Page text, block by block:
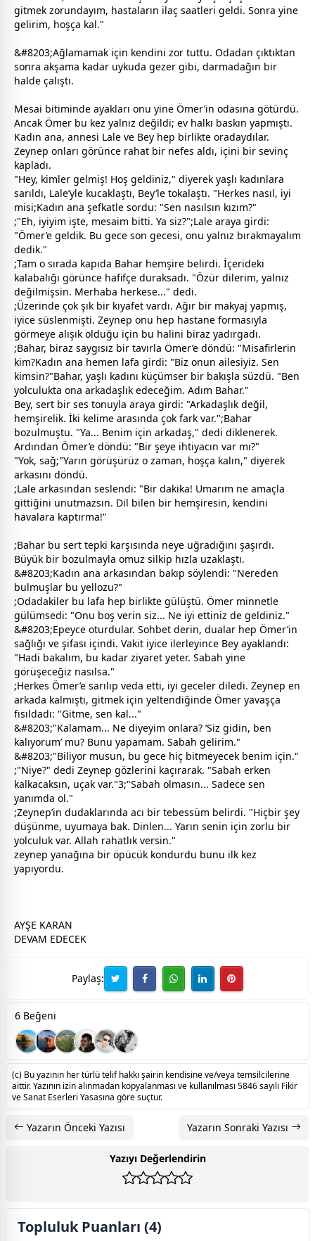
gitmek zorundayım, hastaların ilaç saatleri geldi. Sonra yine
gelirim, hoşça kal."
&#8203;Ağlamamak için kendini zor tuttu. Odadan çıktıktan
sonra akşama kadar uykuda gezer gibi, darmadağın bir
halde çalıştı.
Mesai bitiminde ayakları onu yine Ömer’in odasına götürdü.
Ancak Ömer bu kez yalnız değildi; ev halkı baskın yapmıştı.
Kadın ana, annesi Lale ve Bey hep birlikte oradaydılar.
Zeynep onları görünce rahat bir nefes aldı, içini bir sevinç
kapladı.
"Hey, kimler gelmiş! Hoş geldiniz," diyerek yaşlı kadınlara
sarıldı, Lale’yle kucaklaştı, Bey’le tokalaştı. "Herkes nasıl, iyi
misi;Kadın ana şefkatle sordu: "Sen nasılsın kızım?"
;"Eh, iyiyim işte, mesaim bitti. Ya siz?";Lale araya girdi:
"Ömer’e geldik. Bu gece son gecesi, onu yalnız bırakmayalım
dedik."
;Tam o sırada kapıda Bahar hemşire belirdi. İçerideki
kalabalığı görünce hafifçe duraksadı. "Özür dilerim, yalnız
değilmişsin. Merhaba herkese..." dedi.
;Üzerinde çok şık bir kıyafet vardı. Ağır bir makyaj yapmış,
iyice süslenmişti. Zeynep onu hep hastane formasıyla
görmeye alışık olduğu için bu halini biraz yadırgadı.
;Bahar, biraz saygısız bir tavırla Ömer’e döndü: "Misafirlerin
kim?Kadın ana hemen lafa girdi: "Biz onun ailesiyiz. Sen
kimsin?"Bahar, yaşlı kadını küçümser bir bakışla süzdü. "Ben
yolculukta ona arkadaşlık edeceğim. Adım Bahar."
Bey, sert bir ses tonuyla araya girdi: "Arkadaşlık değil,
hemşirelik. İki kelime arasında çok fark var.";Bahar
bozulmuştu. "Ya... Benim için arkadaş," dedi diklenerek.
Ardından Ömer’e döndü: "Bir şeye ihtiyacın var mı?"
"Yok, sağ;"Yarın görüşürüz o zaman, hoşça kalın," diyerek
arkasını döndü.
;Lale arkasından seslendi: "Bir dakika! Umarım ne amaçla
gittiğini unutmazsın. Dil bilen bir hemşiresin, kendini
havalara kaptırma!"
;Bahar bu sert tepki karşısında neye uğradığını şaşırdı.
Büyük bir bozulmayla omuz silkip hızla uzaklaştı.
&#8203;Kadın ana arkasından bakıp söylendi: "Nereden
bulmuşlar bu yellozu?"
;Odadakiler bu lafa hep birlikte gülüştü. Ömer minnetle
gülümsedi: "Onu boş verin siz... Ne iyi ettiniz de geldiniz."
&#8203;Epeyce oturdular. Sohbet derin, dualar hep Ömer’in
sağlığı ve şifası içindi. Vakit iyice ilerleyince Bey ayaklandı:
"Hadi bakalım, bu kadar ziyaret yeter. Sabah yine
görüşeceğiz nasılsa."
;Herkes Ömer’e sarılıp veda etti, iyi geceler diledi. Zeynep en
arkada kalmıştı, gitmek için yeltendiğinde Ömer yavaşça
fısıldadı: "Gitme, sen kal..."
&#8203;"Kalamam... Ne diyeyim onlara? ’Siz gidin, ben
kalıyorum’ mu? Bunu yapamam. Sabah gelirim."
&#8203;"Biliyor musun, bu gece hiç bitmeyecek benim için."
;"Niye?" dedi Zeynep gözlerini kaçırarak. "Sabah erken
kalkacaksın, uçak var."3;"Sabah olmasın... Sadece sen
yanımda ol."
;Zeynep’in dudaklarında acı bir tebessüm belirdi. "Hiçbir şey
düşünme, uyumaya bak. Dinlen... Yarın senin için zorlu bir
yolculuk var. Allah rahatlık versin."
zeynep yanağına bir öpücük kondurdu bunu ilk kez
yapıyordu.
AYŞE KARAN
DEVAM EDECEK
Paylaş:
6 Beğeni
(c) Bu yazının her türlü telif hakkı şairin kendisine ve/veya temsilcilerine
aittir. Yazının izin alınmadan kopyalanması ve kullanılması 5846 sayılı Fikir
ve Sanat Eserleri Yasasına göre suçtur.
Yazarın Önceki Yazısı Yazarın Sonraki Yazısı
Yazıyı Değerlendirin
Topluluk Puanları (4)